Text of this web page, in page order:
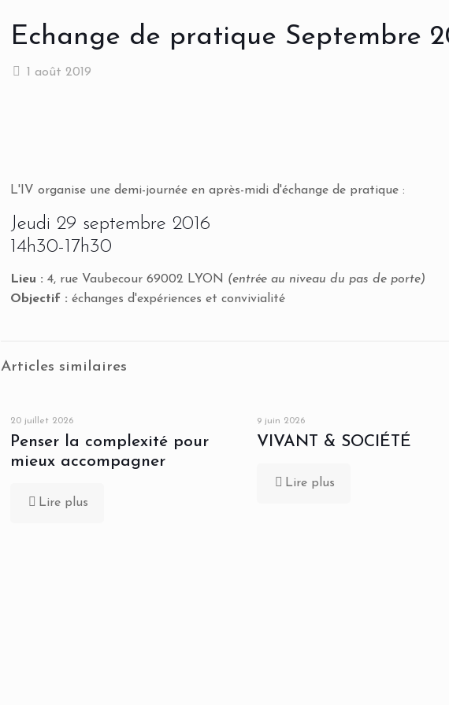
Echange de pratique Septembre
1 août 2019
L'IV organise une demi-journée en après-midi d'échange de pratique :
Jeudi 29 septembre 2016
14h30-17h30
Lieu : 4, rue Vaubecour 69002 LYON (entrée au niveau du pas de porte)
Objectif : échanges d'expériences et convivialité
Articles similaires
20 juillet 2026
Penser la complexité pour
mieux accompagner
Lire plus
9 juin 2026
VIVANT & SOCIÉTÉ
Lire plus